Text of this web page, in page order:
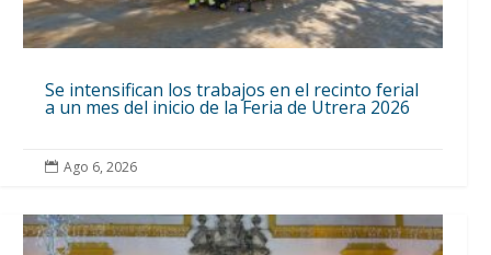
Se intensifican los trabajos en el recinto ferial
a un mes del inicio de la Feria de Utrera 2026
 Ago 6, 2026